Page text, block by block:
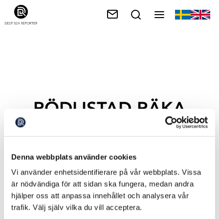
Denna webbplats använder cookies
Vi använder enhetsidentifierare på vår webbplats. Vissa
är nödvändiga för att sidan ska fungera, medan andra
hjälper oss att anpassa innehållet och analysera vår
trafik. Välj själv vilka du vill acceptera.
RÖDLISTAD RÄKA